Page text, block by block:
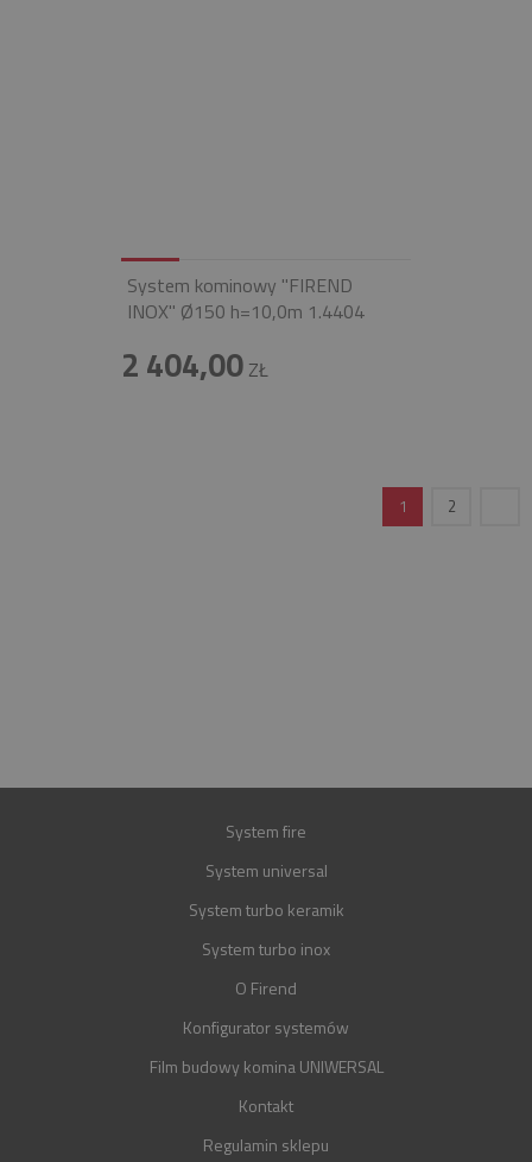
System kominowy "FIREND
INOX" Ø150 h=10,0m 1.4404
2 404,00ZŁ
1 2
System fire
System universal
System turbo keramik
System turbo inox
O Firend
Konfigurator systemów
Film budowy komina UNIWERSAL
Kontakt
Regulamin sklepu